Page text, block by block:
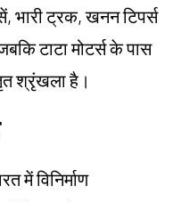
भारी ट्रक, खनन टिपर्स
टाटा मोटर्स के पास
श्रृंखला है।
में विनिर्माण